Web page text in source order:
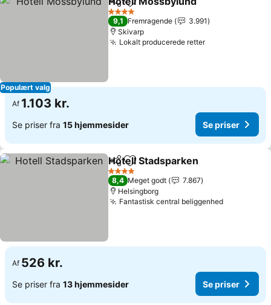
Populært valg
Del Føj til favoritter
4 Stjerner
9,1 Fremragende
3.991
Skivarp
Lokalt producerede retterSe priser
Af 1.103 kr.
Se priser fra 15 hjemmesider Se priser
Del Føj til favoritter
Hotell Stadsparken
4 Stjerner
8,4 Meget godt
7.867
Helsingborg
Fantastisk central beliggenhedSe priser
Af 526 kr.
Se priser fra 13 hjemmesider Se priser